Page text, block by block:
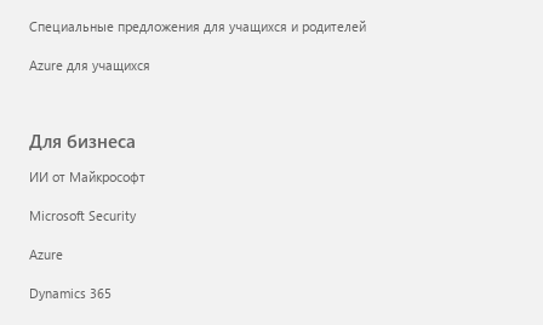
Специальные предложения для учащихся и родителей
Azure для учащихся
Для бизнеса
ИИ от Майкрософт
Microsoft Security
Azure
Dynamics 365